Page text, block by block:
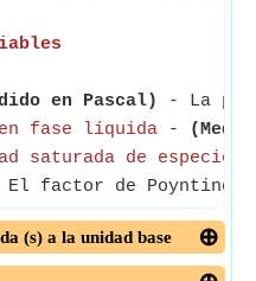
en Pascal)
- La
en fase líquida -
saturada de especies
factor de Poynting
(s) a la unidad base